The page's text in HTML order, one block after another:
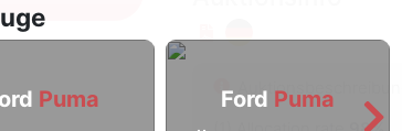
Puma Ford Puma
Auktionsbeschreibung